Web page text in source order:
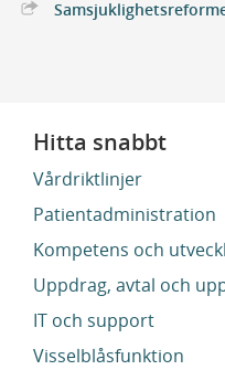
Hitta snabbt
Vårdriktlinjer
Patientadministration
Kompetens och
Uppdrag, avtal och
IT och support
Visselblåsfunktion